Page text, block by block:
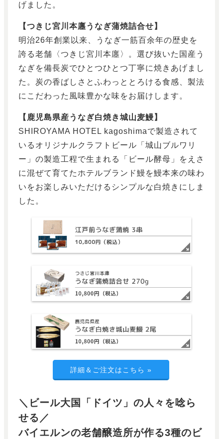
げました。
【つきじ宮川本廛うなぎ蒲焼詰合せ】
明治26年創業以来、うなぎ一筋百余年の歴史を
誇る老舗〈つきじ宮川本廛〉。選び抜いた国産う
なぎを備長炭でひとつひとつ丁寧に焼きあげまし
た。炭の香ばしさとふわっととろける食感、製法
にこだわった風味豊かな味をお届けします。
【鹿児島県産うなぎ白焼き城山麦鰻】
SHIROYAMA HOTEL kagoshimaで製造されて
いるオリジナルクラフトビール「城山ブルワリ
ー」の製造工程で生まれる「ビール酵母」をえさ
に混ぜて育てたホテルブランド鰻を鰻本来の味わ
いをお楽しみいただけるシンプルな白焼きにしま
した。
詳細＆ご注文はこちら »
＼ビール大国「ドイツ」の人々を唸ら
せる／
バイエルンの老舗醸造所が作る3種のビ